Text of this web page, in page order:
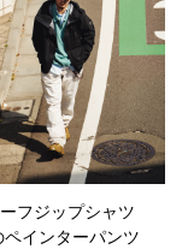
フジップシャツ
インターパンツ